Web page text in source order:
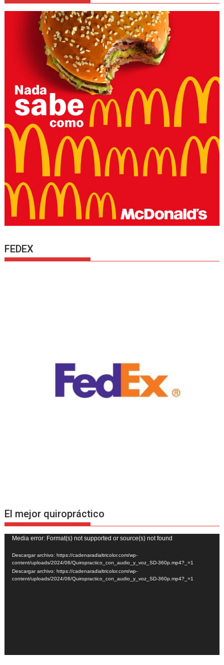
FEDEX
El mejor quiropráctico
Reproductor
de
vídeo
Media error: Format(s) not supported or source(s) not found
Descargar archivo: https://cadenaradialtricolor.com/wp-
content/uploads/2024/06/Quiropractico_con_audio_y_voz_SD-360p.mp4?_=1
Descargar archivo: https://cadenaradialtricolor.com/wp-
content/uploads/2024/06/Quiropractico_con_audio_y_voz_SD-360p.mp4?_=1